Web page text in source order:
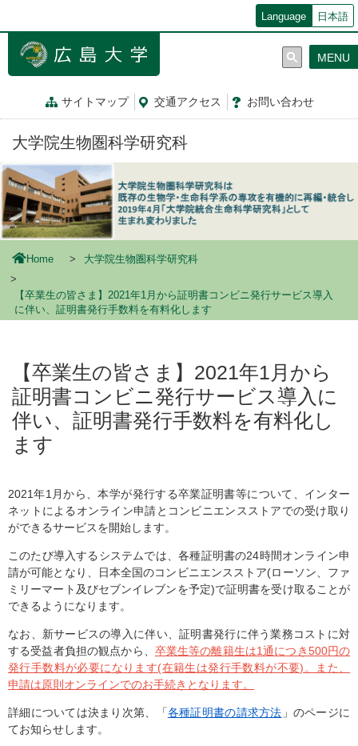
ン
動
Language 日本語
サイトマップ 交通アクセス お問い合わせ
MENU
大学院生物圏科学研究科
Home 大学院生物圏科学研究科
【卒業生の皆さま】2021年1月から証明書コンビニ発行サービス導入
に伴い、証明書発行手数料を有料化します
【卒業生の皆さま】2021年1月から
証明書コンビニ発行サービス導入に
伴い、証明書発行手数料を有料化し
ます
2021年1月から、本学が発行する卒業証明書等について、インター
ネットによるオンライン申請とコンビニエンスストアでの受け取り
ができるサービスを開始します。
このたび導入するシステムでは、各種証明書の24時間オンライン申
請が可能となり、日本全国のコンビニエンスストア(ローソン、ファ
ミリーマート及びセブンイレブンを予定)で証明書を受け取ることが
できるようになります。
なお、新サービスの導入に伴い、証明書発行に伴う業務コストに対
する受益者負担の観点から、 卒業生等の離籍生は1通につき500円の
発行手数料が必要になります(在籍生は発行手数料が不要)。また、
申請は原則オンラインでのお手続きとなります。
詳細については決まり次第、「各種証明書の請求方法 」のページに
てお知らせします。